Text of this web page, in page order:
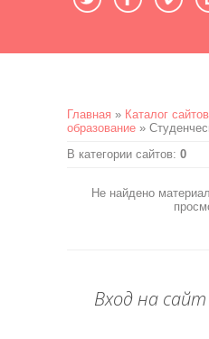
Главная » Каталог сайтов
образование »
В категории сайтов: 0
Не найдено
Вход на сайт